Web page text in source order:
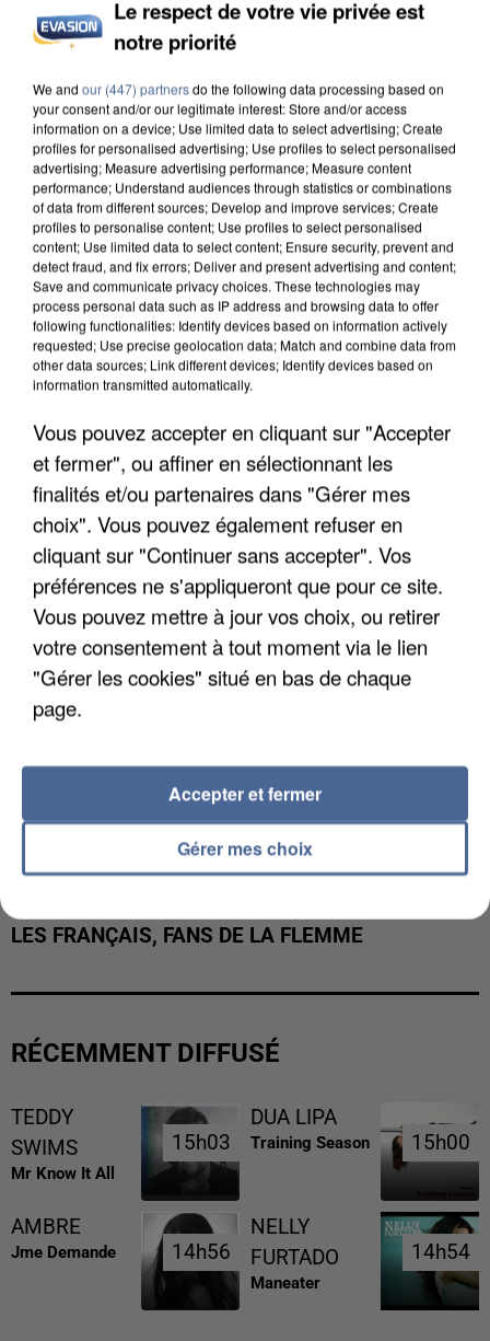
UNE TOURISTE DE L’OISE EMPORTÉE PAR UNE
COULÉE DE BOUE EN HAUTE-SAVOIE
LES DONNÉES DE 300 000 CLIENTS DÉROBÉES À
INTERMARCHÉ APRÈS UNE...
LES FRANÇAIS, FANS DE LA FLEMME
RÉCEMMENT DIFFUSÉ
TEDDY
SWIMS
Mr Know It All
15h03
15h03
DUA LIPA
Training Season 15h00
15h00
AMBRE
Jme Demande 14h56
14h56
NELLY
FURTADO
Maneater
14h54
14h54
Le respect de votre vie privée est
notre priorité
We and our (447) partnersdo the following data processing based on
your consent and/or our legitimate interest: Store and/or access
information on a device; Use limited data to select advertising; Create
profiles for personalised advertising; Use profiles to select personalised
advertising; Measure advertising performance; Measure content
performance; Understand audiences through statistics or combinations
of data from different sources; Develop and improve services; Create
profiles to personalise content; Use profiles to select personalised
content; Use limited data to select content; Ensure security, prevent and
detect fraud, and fix errors; Deliver and present advertising and content;
Save and communicate privacy choices. These technologies may
process personal data such as IP address and browsing data to offer
following functionalities: Identify devices based on information actively
requested; Use precise geolocation data; Match and combine data from
other data sources; Link different devices; Identify devices based on
information transmitted automatically.
Vous pouvez accepter en cliquant sur "Accepter
et fermer", ou affiner en sélectionnant les
finalités et/ou partenaires dans "Gérer mes
choix". Vous pouvez également refuser en
cliquant sur "Continuer sans accepter". Vos
préférences ne s'appliqueront que pour ce site.
Vous pouvez mettre à jour vos choix, ou retirer
votre consentement à tout moment via le lien
"Gérer les cookies" situé en bas de chaque
page.
Gérer mes choix
Accepter et fermer